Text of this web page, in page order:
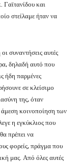
Γαϊτανίδου και
στείλαμε ήταν να
συναντήσεις αυτές
δηλαδή αυτό που
ήδη παρμένες
σε κλείσιμο
της, όταν
κοινοποίηση των
η εγκύκλιος που
πρέπει να
φορείς, πράγμα που
μας. Από όλες αυτές